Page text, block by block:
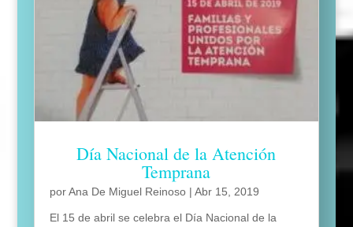
Día Nacional de la Atención
Temprana
porAna De Miguel Reinoso| Abr 15, 2019
El 15 de abril se celebra el Día Nacional de la